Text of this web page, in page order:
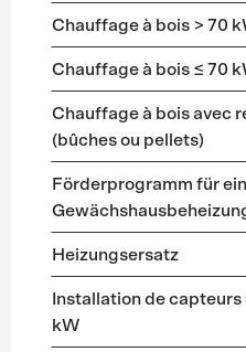
Chauffage à bois > 70
Chauffage à bois ≤ 70
Chauffage à bois avec
(bûches ou pellets)
Förderprogramm für
Heizungsersatz
Installation de
kW